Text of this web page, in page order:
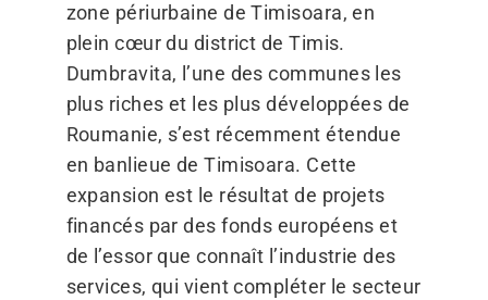
zone périurbaine de Timisoara, en
plein cœur du district de Timis.
Dumbravita, l’une des communes les
plus riches et les plus développées de
Roumanie, s’est récemment étendue
en banlieue de Timisoara. Cette
expansion est le résultat de projets
financés par des fonds européens et
de l’essor que connaît l’industrie des
services, qui vient compléter le secteur